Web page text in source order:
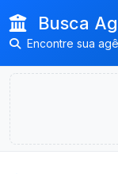
Busca
Encontre sua